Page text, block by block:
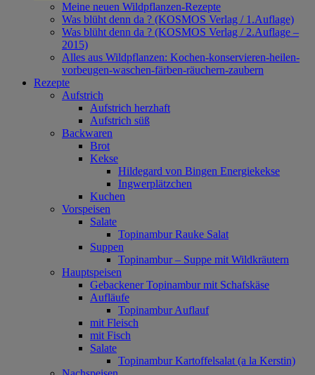
Meine neuen Wildpflanzen-Rezepte
Was blüht denn da ? (KOSMOS Verlag / 1.Auflage)
Was blüht denn da ? (KOSMOS Verlag / 2.Auflage –
2015)
Alles aus Wildpflanzen: Kochen-konservieren-heilen-
vorbeugen-waschen-färben-räuchern-zaubern
Rezepte
Aufstrich
Aufstrich herzhaft
Aufstrich süß
Backwaren
Brot
Kekse
Hildegard von Bingen Energiekekse
Ingwerplätzchen
Kuchen
Vorspeisen
Salate
Topinambur Rauke Salat
Suppen
Topinambur – Suppe mit Wildkräutern
Hauptspeisen
Gebackener Topinambur mit Schafskäse
Aufläufe
Topinambur Auflauf
mit Fleisch
mit Fisch
Salate
Topinambur Kartoffelsalat (a la Kerstin)